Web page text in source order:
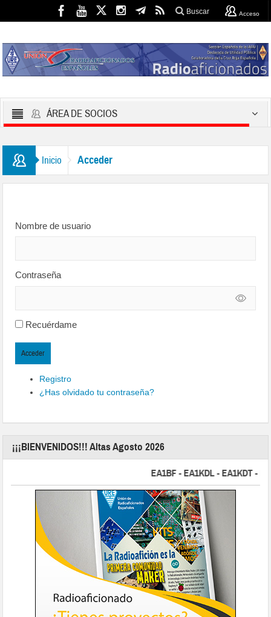
Buscar Acceso
ÁREA DE SOCIOS
Inicio Acceder
Nombre de usuario
Contraseña
Recuérdame
Acceder
Registro
¿Has olvidado tu contraseña?
¡¡¡BIENVENIDOS!!! Altas Agosto 2026
EA1BF - EA1KDL - EA1KDT -